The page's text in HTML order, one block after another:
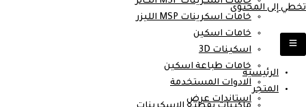
تخطي إلى المحتوى
الرئيسية
المتجر
خامات اسكرينات MSP الليزر
خامات اسكين
اسكينات 3D
خامات طباعة اسكين
الادوات المستخدمة
استاندات عرض